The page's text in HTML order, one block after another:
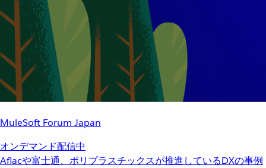
MuleSoft Forum Japan
オンデマンド配信中
Aflacや富士通、ポリプラスチックスが推進しているDXの事例